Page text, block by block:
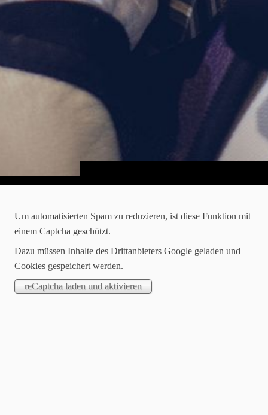
Um automatisierten Spam zu reduzieren, ist diese Funktion mit
einem Captcha geschützt.
Dazu müssen Inhalte des Drittanbieters Google geladen und
Cookies gespeichert werden.